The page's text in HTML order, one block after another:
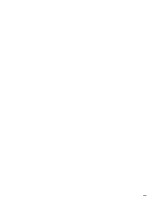
العين الصهيونية على اليمن (1 -